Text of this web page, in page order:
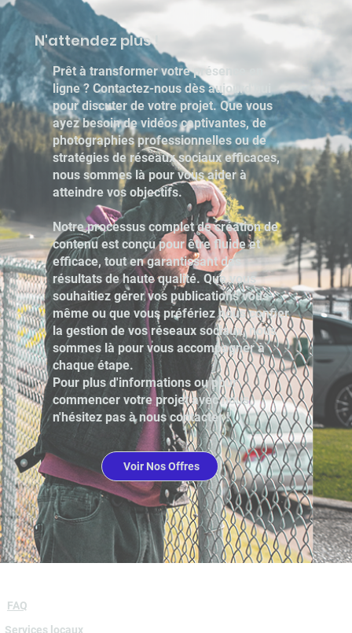
N'attendez plus !
Prêt à transformer votre présence en
ligne ? Contactez-nous dès aujourd'hui
pour discuter de votre projet. Que vous
ayez besoin de vidéos captivantes, de
photographies professionnelles ou de
stratégies de réseaux sociaux efficaces,
nous sommes là pour vous aider à
atteindre vos objectifs.
Notre processus complet de création de
contenu est conçu pour être fluide et
efficace, tout en garantissant des
résultats de haute qualité. Que vous
souhaitiez gérer vos publications vous-
même ou que vous préfériez nous confier
la gestion de vos réseaux sociaux, nous
sommes là pour vous accompagner à
chaque étape.
Pour plus d'informations ou pour
commencer votre projet avec nous,
n'hésitez pas à nous contacter !
Voir Nos Offres
FAQ
Services locaux